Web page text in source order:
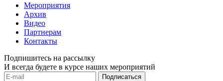
Мероприятия
Архив
Видео
Партнерам
Контакты
Подпишитесь на рассылку
И всегда будете в курсе наших мероприятий
Подписаться